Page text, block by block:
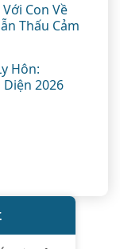
Con Về
Thấu Cảm
Hôn:
2026